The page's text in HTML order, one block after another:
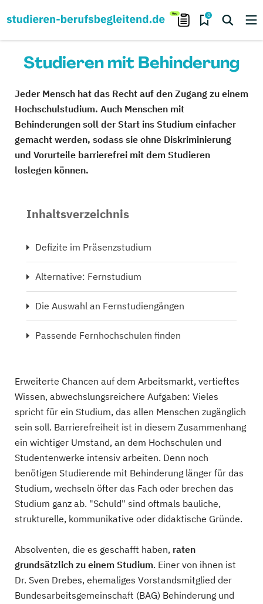
0
Studieren mit Behinderung
Jeder Mensch hat das Recht auf den Zugang zu einem
Hochschulstudium. Auch Menschen mit
Behinderungen soll der Start ins Studium einfacher
gemacht werden, sodass sie ohne Diskriminierung
und Vorurteile barrierefrei mit dem Studieren
loslegen können.
Inhaltsverzeichnis
Defizite im Präsenzstudium
Alternative: Fernstudium
Die Auswahl an Fernstudiengängen
Passende Fernhochschulen finden
Erweiterte Chancen auf dem Arbeitsmarkt, vertieftes
Wissen, abwechslungsreichere Aufgaben: Vieles
spricht für ein Studium, das allen Menschen zugänglich
sein soll. Barrierefreiheit ist in diesem Zusammenhang
ein wichtiger Umstand, an dem Hochschulen und
Studentenwerke intensiv arbeiten. Denn noch
benötigen Studierende mit Behinderung länger für das
Studium, wechseln öfter das Fach oder brechen das
Studium ganz ab. "Schuld" sind oftmals bauliche,
strukturelle, kommunikative oder didaktische Gründe.
Absolventen, die es geschafft haben, raten
grundsätzlich zu einem Studium. Einer von ihnen ist
Dr. Sven Drebes, ehemaliges Vorstandsmitglied der
Bundesarbeitsgemeinschaft (BAG) Behinderung und